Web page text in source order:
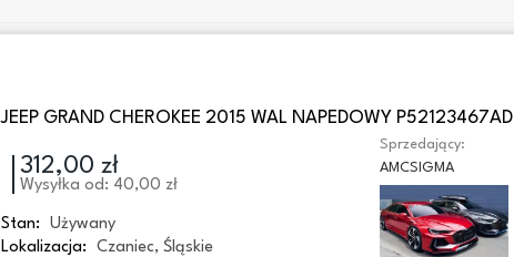
JEEP GRAND CHEROKEE 2015 WAL NAPEDOWY P52123467AD
312,00 zł
Wysyłka od: 40,00 zł
Stan:
Używany
Lokalizacja:
Czaniec, Śląskie
Sprzedający:
AMCSIGMA